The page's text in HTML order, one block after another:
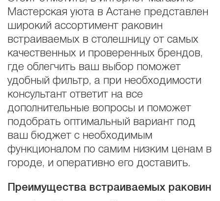
Мастерская уюта в Астане представлен
широкий ассортимент раковин
встраиваемых в столешницу от самых
качественных и проверенных брендов,
где облегчить ваш выбор поможет
удобный фильтр, а при необходимости
консультант ответит на все
дополнительные вопросы и поможет
подобрать оптимальный вариант под
ваш бюджет с необходимым
функционалом по самим низким ценам в
городе, и оперативно его доставить.
Преимущества встраиваемых раковин